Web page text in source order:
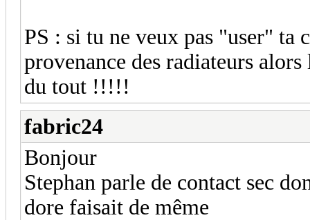
PS : si tu ne veux pas "user" ta
provenance des radiateurs
du tout !!!!!
fabric24
Bonjour
Stephan parle de contact sec
dore faisait de même